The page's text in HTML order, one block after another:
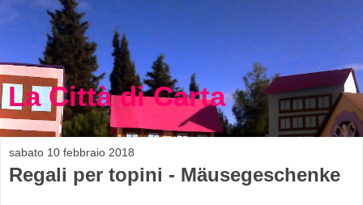
La Città di Carta
sabato 10 febbraio 2018
Regali per topini - Mäusegeschenke